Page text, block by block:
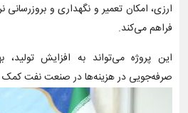
ارزی، امکان تعمیر و نگهداری و
فراهم می‌کند.
این پروژه می‌تواند به افزایش تولید،
صرفه‌جویی در هزینه‌ها در صنعت نفت کمک